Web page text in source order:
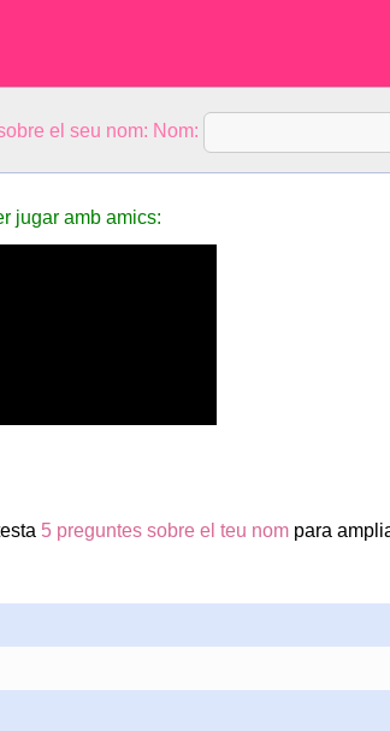
el seu nom: Nom:
jugar amb amics:
5 preguntes sobre el teu nompara